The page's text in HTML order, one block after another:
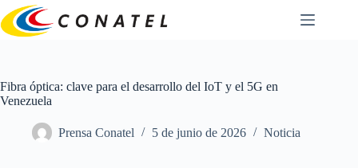
Saltar
al
contenido
Fibra óptica: clave para el desarrollo del IoT y el 5G en
Venezuela
Prensa Conatel 5 de junio de 2026 Noticia